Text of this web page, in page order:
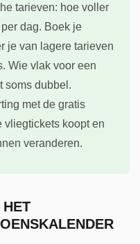
tarieven: hoe voller
dag. Boek je
je van lagere tarieven
Wie vlak voor een
soms dubbel.
met de gratis
vliegtickets koopt en
veranderen.